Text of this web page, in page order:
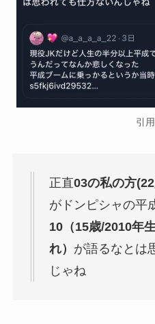
引
正直03の私の方
がドンピシャの平
10（15歳/2010年
れ） が語るなとは
じゃね